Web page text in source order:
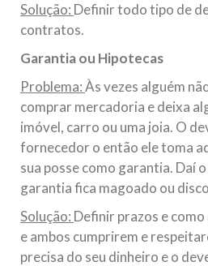
Solução: Definir todo tipo de
contratos.
Garantia ou Hipotecas
Problema:Às vezes alguém
comprar mercadoria e deixa
imóvel, carro ou uma joia. O
fornecedor o então ele toma
sua posse como garantia. Daí
garantia fica magoado ou
Solução: Definir prazos e
e ambos cumprirem e
precisa do seu dinheiro e o